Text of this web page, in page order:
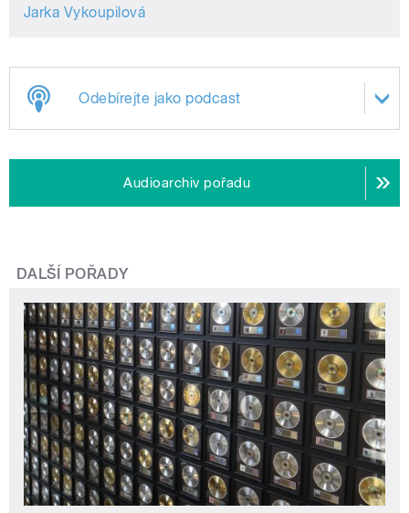
Jarka Vykoupilová
Odebírejte jako podcast
Audioarchiv pořadu
DALŠÍ POŘADY